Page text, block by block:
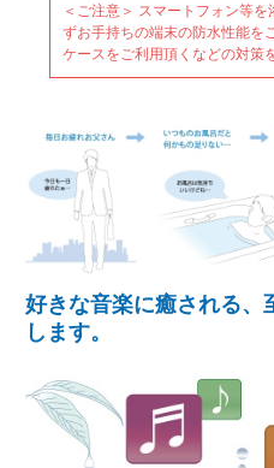
＜ご注意＞ スマートフォン等
ずお手持ちの端末の防水性能を
ケースをご利用頂くなどの対策
好きな音楽に癒される、
します。